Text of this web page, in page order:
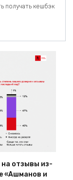
получать кешбэк
на отзывы из-
«Ашманов и